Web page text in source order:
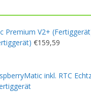
€159,59